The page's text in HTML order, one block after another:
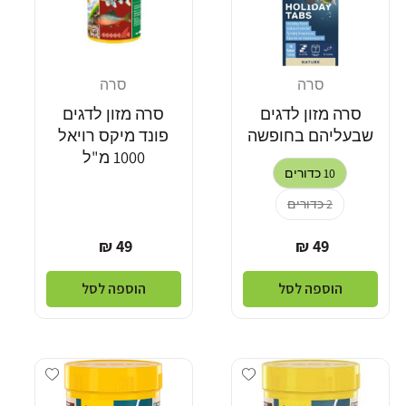
סרה
סרה מזון לדגים
שבעליהם בחופשה
10 כדורים
2 כדורים
מחיר
רגיל
49 ₪
הוספה לסל
סרה
סרה מזון לדגים
פונד מיקס רויאל
1000 מ"ל
מחיר
רגיל
49 ₪
הוספה לסל
Add wishlist
wishlist